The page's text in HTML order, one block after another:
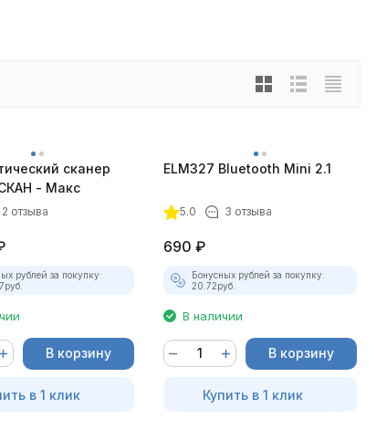
сканер
- Макс
2 отзыва
рублей за покупку:
руб.
В корзину
в 1 клик
ELM327 Bluetooth Mini 2.1
5.0 3 отзыва
690 ₽
Бонусных рублей за покупку:
20.72руб.
В наличии
В корзину
Купить в 1 клик